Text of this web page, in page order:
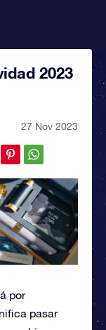
2023
27 Nov 2023
por
pasar